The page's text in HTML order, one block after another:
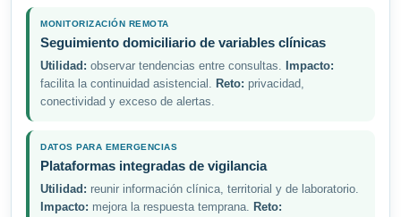
MONITORIZACIÓN REMOTA
Seguimiento domiciliario de variables clínicas
Utilidad: observar tendencias entre consultas. Impacto:
facilita la continuidad asistencial. Reto: privacidad,
conectividad y exceso de alertas.
DATOS PARA EMERGENCIAS
Plataformas integradas de vigilancia
Utilidad: reunir información clínica, territorial y de laboratorio.
Impacto: mejora la respuesta temprana. Reto: